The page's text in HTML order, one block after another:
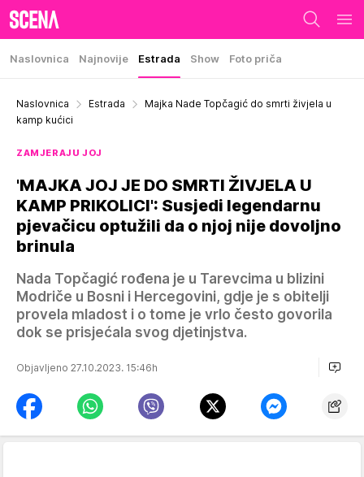
Naslovnica Najnovije Estrada Show Foto priča
Naslovnica Estrada
Majka Nade Topčagić do smrti živjela u
kamp kućici
ZAMJERAJU JOJ
'MAJKA JOJ JE DO SMRTI ŽIVJELA U
KAMP PRIKOLICI': Susjedi legendarnu
pjevačicu optužili da o njoj nije dovoljno
brinula
Nada Topčagić rođena je u Tarevcima u blizini
Modriče u Bosni i Hercegovini, gdje je s obitelji
provela mladost i o tome je vrlo često govorila
dok se prisjećala svog djetinjstva.
Objavljeno 27.10.2023. 15:46h